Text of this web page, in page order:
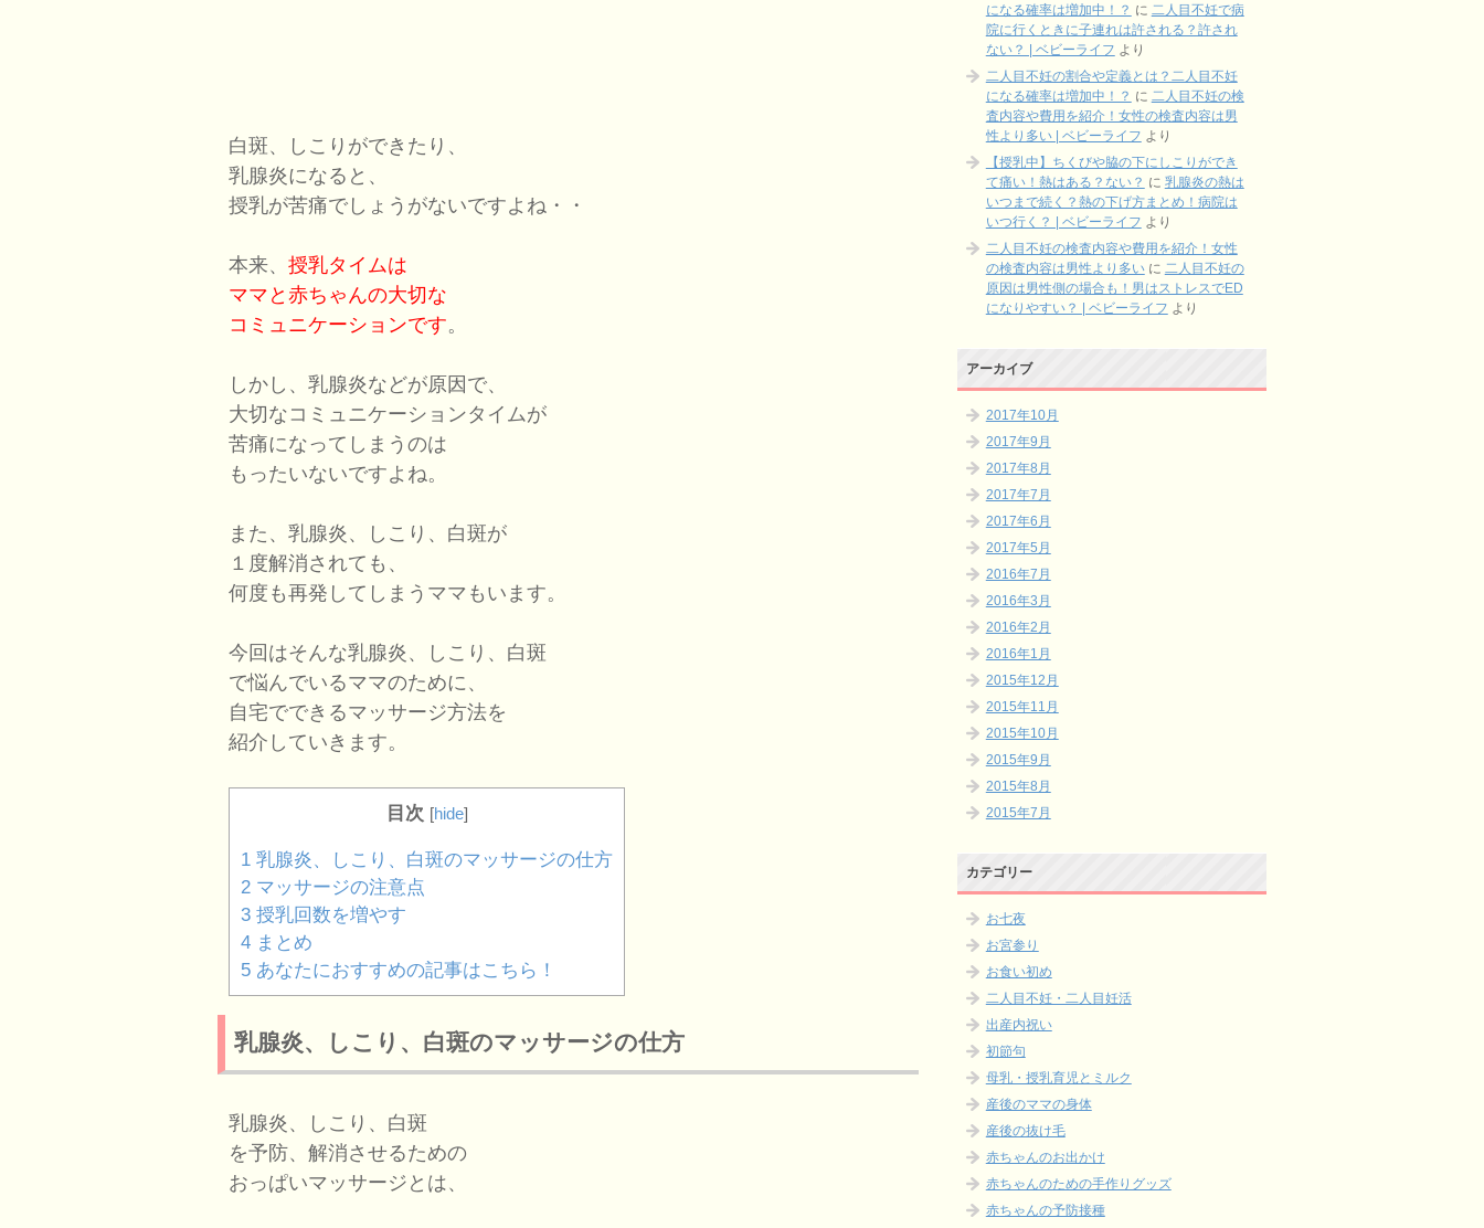
白斑、しこりができたり、
乳腺炎になると、
授乳が苦痛でしょうがないですよね・・
本来、 授乳タイムは
ママと赤ちゃんの大切な
コミュニケーションです。
しかし、乳腺炎などが原因で、
大切なコミュニケーションタイムが
苦痛になってしまうのは
もったいないですよね。
また、乳腺炎、しこり、白斑が
１度解消されても、
何度も再発してしまうママもいます。
今回はそんな乳腺炎、しこり、白斑
で悩んでいるママのために、
自宅でできるマッサージ方法を
紹介していきます。
目次 [hide]
1 乳腺炎、しこり、白斑のマッサージの仕方
2 マッサージの注意点
3 授乳回数を増やす
4 まとめ
5 あなたにおすすめの記事はこちら！
乳腺炎、しこり、白斑のマッサージの仕方
乳腺炎、しこり、白斑
を予防、解消させるための
おっぱいマッサージとは、
になる確率は増加中！？ に 二人目不妊で病
院に行くときに子連れは許される？許され
ない？ | ベビーライフ より
二人目不妊の割合や定義とは？二人目不妊
になる確率は増加中！？ に 二人目不妊の検
査内容や費用を紹介！女性の検査内容は男
性より多い | ベビーライフ より
【授乳中】ちくびや脇の下にしこりができ
て痛い！熱はある？ない？ に 乳腺炎の熱は
いつまで続く？熱の下げ方まとめ！病院は
いつ行く？ | ベビーライフ より
二人目不妊の検査内容や費用を紹介！女性
の検査内容は男性より多いに 二人目不妊の
原因は男性側の場合も！男はストレスでED
になりやすい？ | ベビーライフ より
アーカイブ
2017年10月
2017年9月
2017年8月
2017年7月
2017年6月
2017年5月
2016年7月
2016年3月
2016年2月
2016年1月
2015年12月
2015年11月
2015年10月
2015年9月
2015年8月
2015年7月
カテゴリー
お七夜
お宮参り
お食い初め
二人目不妊・二人目妊活
出産内祝い
初節句
母乳・授乳育児とミルク
産後のママの身体
産後の抜け毛
赤ちゃんのお出かけ
赤ちゃんのための手作りグッズ
赤ちゃんの予防接種